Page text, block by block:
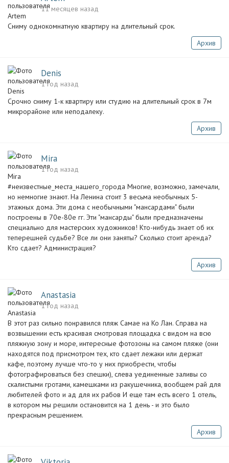
11 месяцев назад
Сниму однокомнатную квартиру на длительный срок.
Архив
Denis
1 год назад
Срочно сниму 1-к квартиру или студию на длительный срок в 7м
микрорайоне или неподалеку.
Архив
Mira
1 год назад
#неизвестные_места_нашего_города Многие, возможно, замечали,
но немногие знают. На Ленина стоит 3 весьма необычных 5-
этажных дома. Эти дома с необычными "мансардами" были
построены в 70е-80е гг. Эти "мансарды" были предназначены
специально для мастерских художников! Кто-нибудь знает об их
теперешней судьбе? Все ли они заняты? Сколько стоит аренда?
Кто сдает? Администрация?
Архив
Anastasia
1 год назад
В этот раз сильно понравился пляж Самае на Ко Лан. Справа на
возвышении есть красивая смотровая площадка с видом на всю
пляжную зону и море, интересные фотозоны на самом пляже (они
находятся под присмотром тех, кто сдает лежаки или держат
кафе, поэтому лучше что-то у них приобрести, чтобы
фотографироваться без спешки), слева уединенные заливы со
скалистыми гротами, камешками из ракушечника, вообщем рай для
любителей фото и ад для их рабов И еще там есть всего 1 отель,
в котором мы решили остановится на 1 день - и это было
прекрасным решением.
Архив